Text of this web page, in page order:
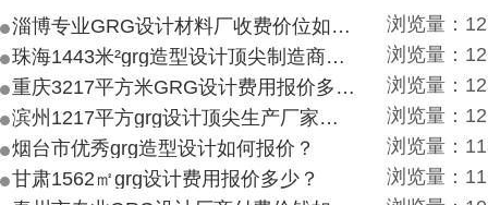
淄博专业GRG设计材料厂收费价位如何？
浏览量：
珠海1443米²grg造型设计顶尖制造商付费付费多少？
浏览量：
重庆3217平方米GRG设计费用报价多少？
浏览量：
滨州1217平方grg设计顶尖生产厂家价目如何？
浏览量：
烟台市优秀grg造型设计如何报价？
浏览量：
甘肃1562㎡grg设计费用报价多少？
浏览量：